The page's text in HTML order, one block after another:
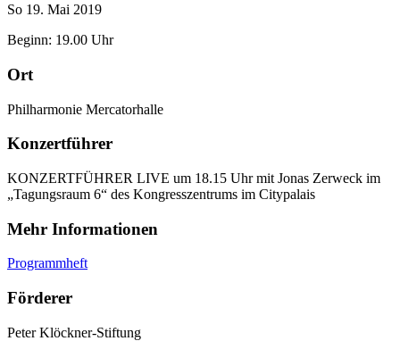
So 19. Mai 2019
Beginn: 19.00 Uhr
Ort
Philharmonie Mercatorhalle
Konzertführer
KONZERTFÜHRER LIVE um 18.15 Uhr mit Jonas Zerweck im
„Tagungsraum 6“ des Kongresszentrums im Citypalais
Mehr Informationen
Programmheft
Förderer
Peter Klöckner-Stiftung